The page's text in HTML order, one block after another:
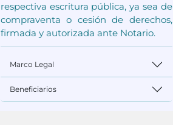
respectiva escritura pública, ya sea de
compraventa o cesión de derechos,
firmada y autorizada ante Notario.
Marco Legal
Beneficiarios